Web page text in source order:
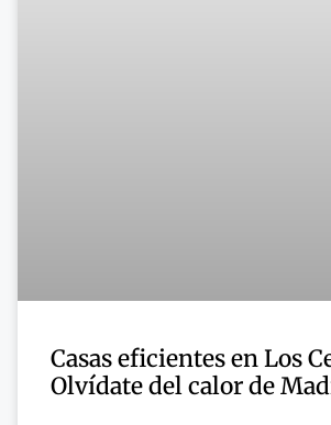
Casas eficientes en Los
Olvídate del calor de